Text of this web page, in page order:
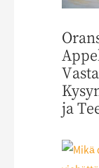
ja